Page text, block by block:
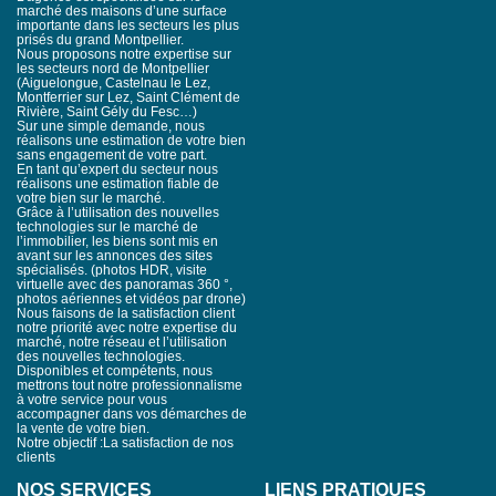
marché des maisons d’une surface
importante dans les secteurs les plus
prisés du grand Montpellier.
Nous proposons notre expertise sur
les secteurs nord de Montpellier
(Aiguelongue, Castelnau le Lez,
Montferrier sur Lez, Saint Clément de
Rivière, Saint Gély du Fesc…)
Sur une simple demande, nous
réalisons une estimation de votre bien
sans engagement de votre part.
En tant qu’expert du secteur nous
réalisons une estimation fiable de
votre bien sur le marché.
Grâce à l’utilisation des nouvelles
technologies sur le marché de
l’immobilier, les biens sont mis en
avant sur les annonces des sites
spécialisés. (photos HDR, visite
virtuelle avec des panoramas 360 °,
photos aériennes et vidéos par drone)
Nous faisons de la satisfaction client
notre priorité avec notre expertise du
marché, notre réseau et l’utilisation
des nouvelles technologies.
Disponibles et compétents, nous
mettrons tout notre professionnalisme
à votre service pour vous
accompagner dans vos démarches de
la vente de votre bien.
Notre objectif :La satisfaction de nos
clients
NOS SERVICES LIENS PRATIQUES